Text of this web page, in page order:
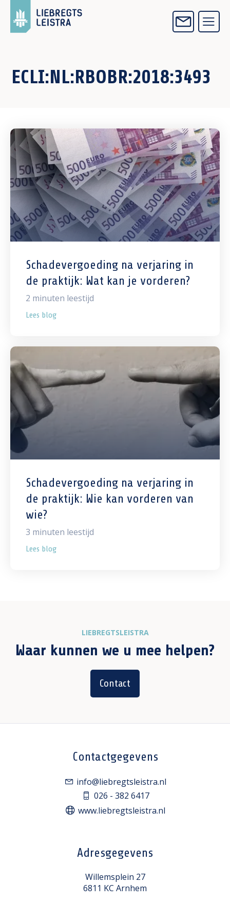
ECLI:NL:RBOBR:2018:3493
Schadevergoeding na verjaring in
de praktijk: Wat kan je vorderen?
2 minuten leestijd
Lees blog
Schadevergoeding na verjaring in
de praktijk: Wie kan vorderen van
wie?
3 minuten leestijd
Lees blog
LIEBREGTSLEISTRA
Waar kunnen we u mee helpen?
Contact
Contactgegevens
info@liebregtsleistra.nl
026 - 382 6417
www.liebregtsleistra.nl
Adresgegevens
Willemsplein 27
6811 KC Arnhem